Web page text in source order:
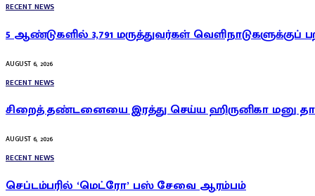
RECENT NEWS
5 ஆண்டுகளில் 3,791 மருத்துவர்கள் வெளிநாடுகளுக்குப்
AUGUST 6, 2026
RECENT NEWS
சிறைத் தண்டனையை இரத்து செய்ய ஹிருனிகா மனு
AUGUST 6, 2026
RECENT NEWS
செப்டம்பரில் ‘மெட்ரோ’ பஸ் சேவை ஆரம்பம்